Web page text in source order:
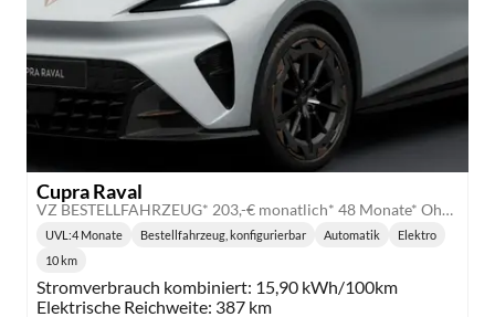
Cupra Raval
VZ BESTELLFAHRZEUG* 203,-€ monatlich* 48 Monate* Ohne Kilometerbegrenzung*
UVL :4 Monate Bestellfahrzeug, konfigurierbar Automatik Elektro
10 km
Stromverbrauch kombiniert: 15,90 kWh/100km
Elektrische Reichweite: 387 km